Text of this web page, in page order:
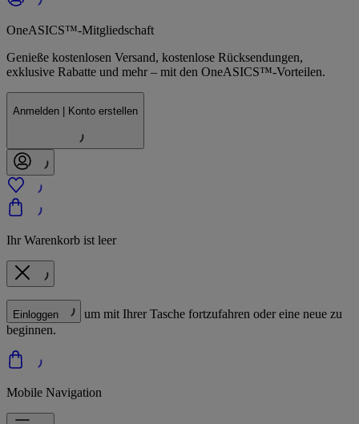
OneASICS™-Mitgliedschaft
Genieße kostenlosen Versand, kostenlose Rücksendungen,
exklusive Rabatte und mehr – mit den OneASICS™-Vorteilen.
Anmelden | Konto erstellen
Ihr Warenkorb ist leer
Einloggen
um mit Ihrer Tasche fortzufahren oder eine neue zu
beginnen.
Mobile Navigation